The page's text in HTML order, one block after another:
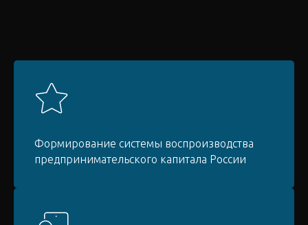
Формирование системы воспроизводства
предпринимательского капитала России